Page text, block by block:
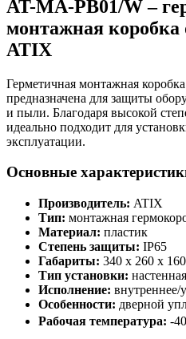
AT-MA-PB01/W –
монтажная
ATIX
Герметичная монтажная коробка
предназначена для защиты
и пыли. Благодаря высокой
идеально подходит для
эксплуатации.
Основные
Производитель: ATIX
Тип: монтажная
Материал: пластик
Степень защиты: IP65
Габариты: 340 x 260 x
Тип установки: настенная
Исполнение: внутреннее/
Особенности: дверной
Рабочая температура: -